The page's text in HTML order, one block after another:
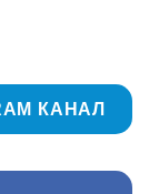
КАНАЛ